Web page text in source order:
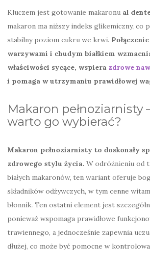
Kluczem jest gotowanie makaronu al
makaron ma niższy indeks glikemiczny, co
stabilny poziom cukru we krwi.
warzywami i chudym białkiem
właściwości sycące, wspiera zdrowe
i pomaga w utrzymaniu prawidłowej
Makaron pełnoziarnisty
warto go wybierać?
Makaron pełnoziarnisty to doskonały
zdrowego stylu życia. W odróżnieniu od
białych makaronów, ten wariant oferuje
składników odżywczych, w tym cenne
błonnik. Ten ostatni element jest
ponieważ wspomaga prawidłowe
trawiennego, a jednocześnie zapewnia
dłużej, co może być pomocne w